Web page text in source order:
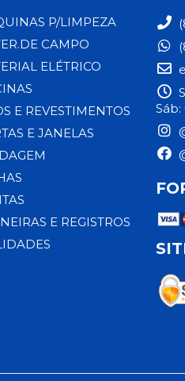
P/LIMPEZA
CAMPO
ELÉTRICO
E REVESTIMENTOS
E JANELAS
E REGISTROS
Sáb: